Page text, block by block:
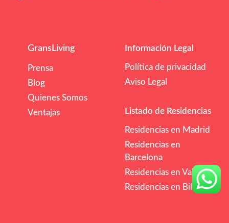
GransLiving
Prensa
Blog
Quienes Somos
Ventajas
Información Legal
Política de privacidad
Aviso Legal
Listado de Residencias
Residencias en Madrid
Residencias en
Barcelona
Residencias en Valencia
Residencias en Bilbao